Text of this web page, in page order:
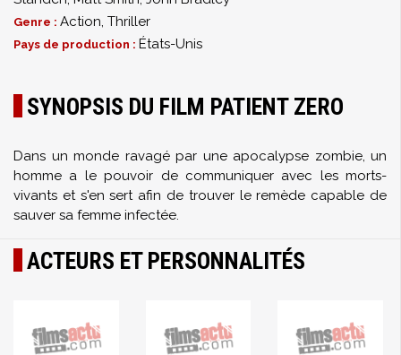
Genre : Action, Thriller
Pays de production : États-Unis
SYNOPSIS DU FILM PATIENT ZERO
Dans un monde ravagé par une apocalypse zombie, un
homme a le pouvoir de communiquer avec les morts-
vivants et s'en sert afin de trouver le remède capable de
sauver sa femme infectée.
ACTEURS ET PERSONNALITÉS